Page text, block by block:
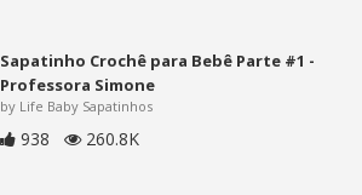
Sapatinho Crochê para Bebê Parte #1 -
Professora Simone
by Life Baby Sapatinhos
938 260.8K